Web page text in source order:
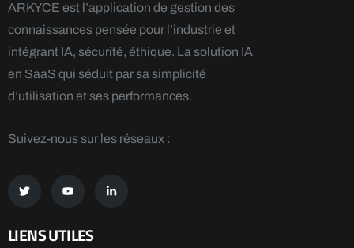
ARKYCE est l’application de gestion des
connaissances pensée pour l’industrie et
intégrant IA, sécurité, éthique. La solution IA
en SaaS qui séduit par sa simplicité
d’utilisation et ses performances.
Suivez-nous sur les réseaux :
LIENS UTILES